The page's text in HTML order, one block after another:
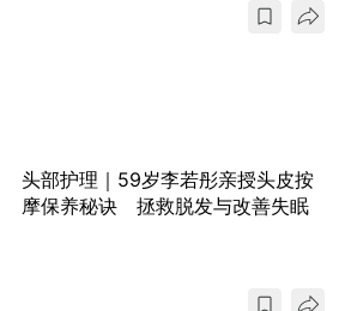
头部护理｜59岁李若彤亲授头皮按
摩保养秘诀 拯救脱发与改善失眠